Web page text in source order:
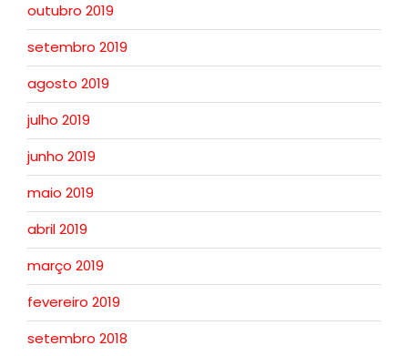
outubro 2019
setembro 2019
agosto 2019
julho 2019
junho 2019
maio 2019
abril 2019
março 2019
fevereiro 2019
setembro 2018